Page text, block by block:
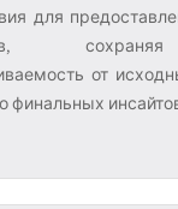
для
от
финальных